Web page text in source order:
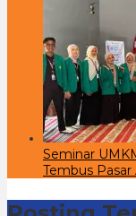
Seminar
Tembus